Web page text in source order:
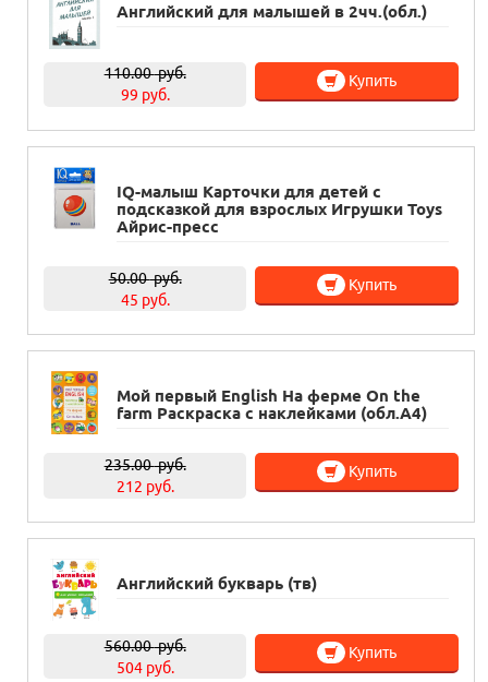
Английский для малышей в 2чч.(обл.)
110.00руб.
99 руб.
Купить
IQ-малыш Карточки для детей с
подсказкой для взрослых Игрушки Toys
Айрис-пресс
50.00руб.
45 руб.
Купить
Мой первый English На ферме On the
farm Раскраска с наклейками (обл.А4)
235.00руб.
212 руб.
Купить
Английский букварь (тв)
560.00руб.
504 руб.
Купить